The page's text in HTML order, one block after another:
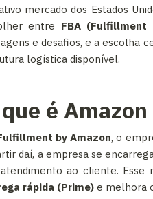
mercado dos Estados
entre FBA (Fulfillment
e desafios, e a escolha
logística disponível.
é Amazon
by Amazon, o
daí, a empresa se
ao cliente. Esse
rápida (Prime) e melhora